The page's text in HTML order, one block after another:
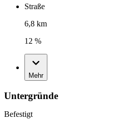
Straße
6,8 km
12 %
Mehr
Untergründe
Befestigt